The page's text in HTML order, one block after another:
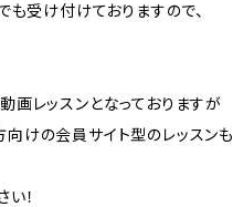
受け付けておりますので、
画レッスンとなっておりますが
けの会員サイト型のレッスンも
！